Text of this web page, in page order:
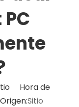
Hora de
Sitio